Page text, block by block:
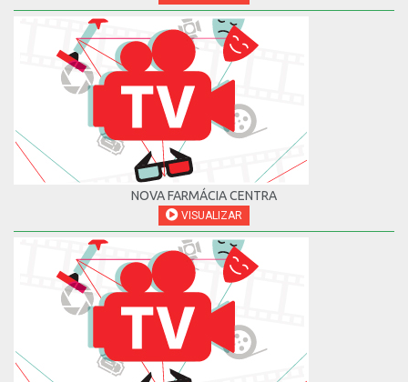
NOVA FARMÁCIA CENTRA
VISUALIZAR